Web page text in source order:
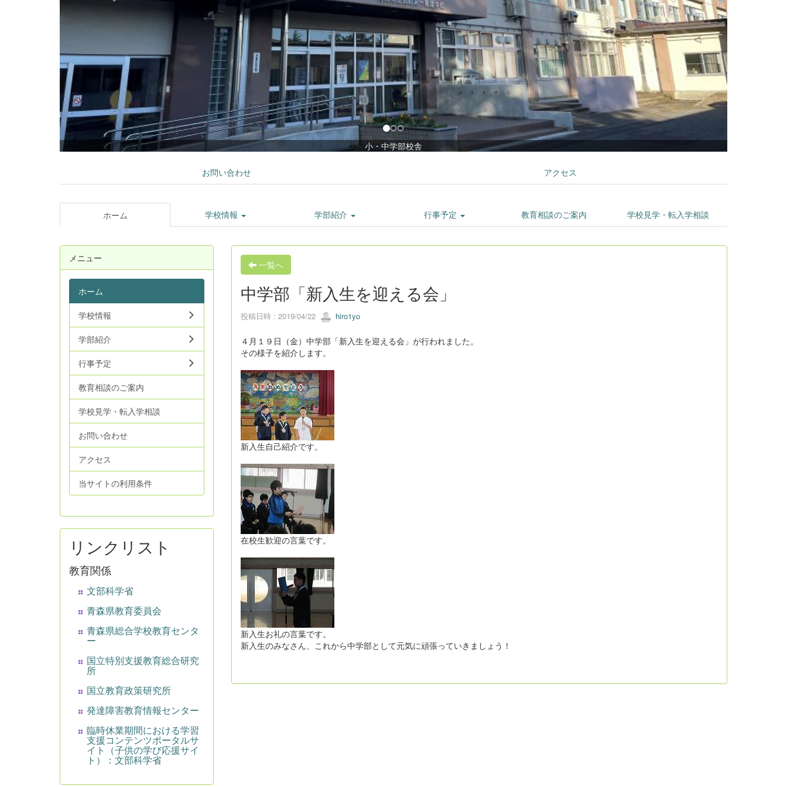
お問い合わせ アクセス
ホーム 学校情報 学部紹介 行事予定 教育相談のご案内 学校見学・転入学相談
一覧へ
中学部「新入生を迎える会」
投稿日時 : 2019/04/22 hiro1yo
４月１９日（金）中学部「新入生を迎える会」が行われました。
その様子を紹介します。
新入生自己紹介です。
在校生歓迎の言葉です。
新入生お礼の言葉です。
新入生のみなさん、これから中学部として元気に頑張っていきましょう！
メニュー
ホーム
学校情報
学部紹介
行事予定
教育相談のご案内
学校見学・転入学相談
お問い合わせ
アクセス
当サイトの利用条件
リンクリスト
教育関係
文部科学省
青森県教育委員会
青森県総合学校教育センタ
ー
国立特別支援教育総合研究
所
国立教育政策研究所
発達障害教育情報センター
臨時休業期間における学習
支援コンテンツポータルサ
イト（子供の学び応援サイ
ト）：文部科学省